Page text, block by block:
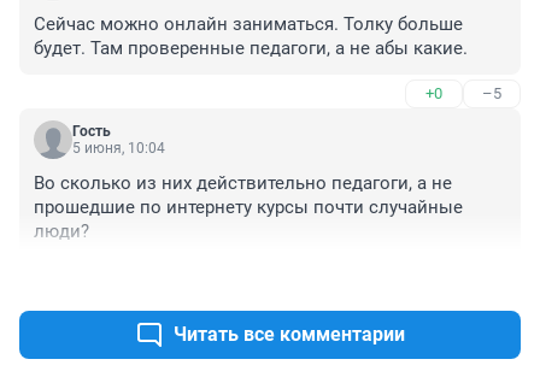
Сейчас можно онлайн заниматься. Толку больше
будет. Там проверенные педагоги, а не абы какие.
+0 –5
Гость
5 июня, 10:04
Во сколько из них действительно педагоги, а не
прошедшие по интернету курсы почти случайные
люди?
Читать все комментарии